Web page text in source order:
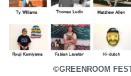
©GREENROOM